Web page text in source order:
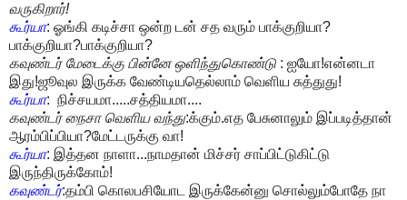
வருகிறார்!
கூர்யா: ஓங்கி கடிச்சா ஒன்ற டன் சத வரும் பாக்குறியா?
பாக்குறியா?பாக்குறியா?
கவுண்டர் மேடைக்கு பின்னே ஒளிந்துகொண்டு : ஐயோ!என்னடா
இது!ஜூவுல இருக்க வேண்டியதெல்லாம் வெளிய சுத்துது!
கூர்யா: நிச்சயமா.....சத்தியமா....
கவுண்டர் நைசா வெளிய வந்து:க்கும்.எத பேசுனாலும் இப்படித்தான்
ஆரம்பிப்பியா?மேட்டருக்கு வா!
கூர்யா: இத்தன நாளா...நாமதான் மிச்சர் சாப்பிட்டுகிட்டு
இருந்திருக்கோம்!
கவுண்டர்:தம்பி கொலபசியோட இருக்கேன்னு சொல்லும்போதே நா